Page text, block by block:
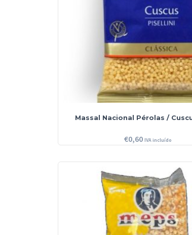
Massal Nacional Pérolas /
€0,60 IVA incluído